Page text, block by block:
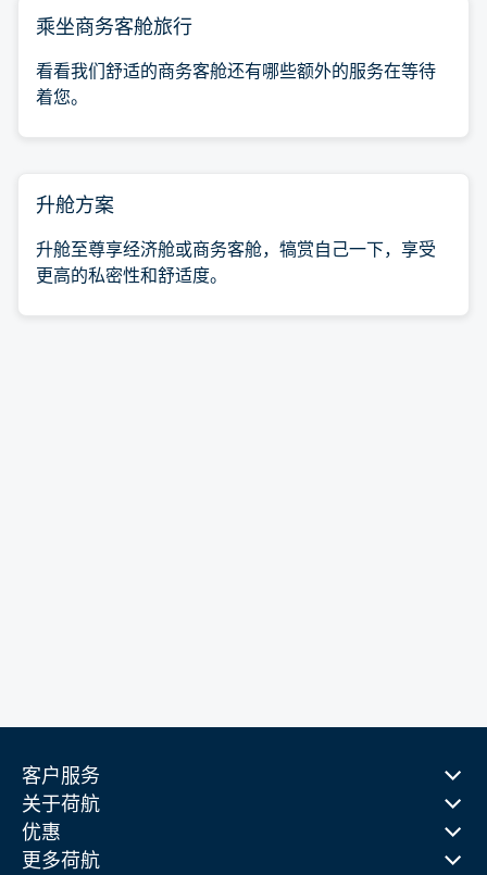
乘坐商务客舱旅行
看看我们舒适的商务客舱还有哪些额外的服务在等待
着您。
升舱方案
升舱至尊享经济舱或商务客舱，犒赏自己一下，享受
更高的私密性和舒适度。
客户服务
关于荷航
优惠
更多荷航